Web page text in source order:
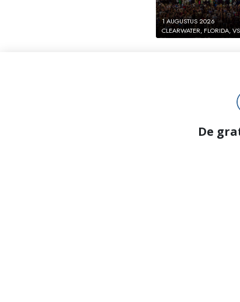
1 AUGUSTUS 2026
CLEARWATER, FLORIDA, VS
De